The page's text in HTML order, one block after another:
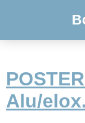
Alu/